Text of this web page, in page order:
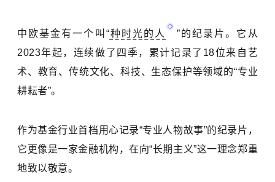
中欧基金有一个叫“种时光的人
”的纪录片。它从
2023年起，连续做了四季，累计记录了18位来自艺
术、教育、传统文化、科技、生态保护等领域的“专业
耕耘者”。
作为基金行业首档用心记录“专业人物故事”的纪录片，
它更像是一家金融机构，在向“长期主义”这一理念郑重
地致以敬意。